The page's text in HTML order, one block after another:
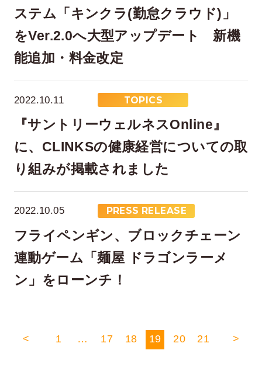
ステム「キンクラ(勤怠クラウド)」
をVer.2.0へ大型アップデート 新機
能追加・料金改定
2022.10.11 TOPICS
『サントリーウェルネスOnline』
に、CLINKSの健康経営についての取
り組みが掲載されました
2022.10.05 PRESS RELEASE
フライペンギン、ブロックチェーン
連動ゲーム「麺屋 ドラゴンラーメ
ン」をローンチ！
< 1 … 17 18 19 20 21 >